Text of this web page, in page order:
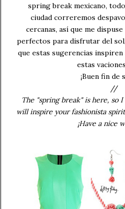
spring break mexicano,
ciudad correremos
cercanas, así que me
perfectos para disfrutar del
que estas sugerencias
estas
¡Buen fin de
//
The "spring break" is here, so
will inspire your fashionista
¡Have a nice